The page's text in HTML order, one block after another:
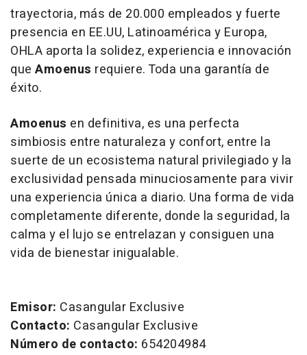
trayectoria, más de 20.000 empleados y fuerte
presencia en EE.UU, Latinoamérica y Europa,
OHLA aporta la solidez, experiencia e innovación
que Amoenus requiere. Toda una garantía de
éxito.
Amoenus en definitiva, es una perfecta
simbiosis entre naturaleza y confort, entre la
suerte de un ecosistema natural privilegiado y la
exclusividad pensada minuciosamente para vivir
una experiencia única a diario. Una forma de vida
completamente diferente, donde la seguridad, la
calma y el lujo se entrelazan y consiguen una
vida de bienestar inigualable.
Emisor: Casangular Exclusive
Contacto: Casangular Exclusive
Número de contacto: 654204984